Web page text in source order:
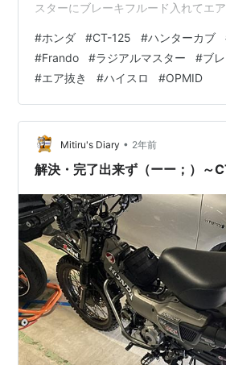
スターにブレーキフルード入れてエ
ド来てるのにレバーがスッカスカ・
Ｓ装置が邪魔してる？」とか「途中の
こにエア残ってる？」とか考えて色々
カｗ ← いや笑えない 途方にくれか
マスター上部のエア抜きしたら、直
でた（ーー；） ああ、ココかよ。…
#ホンダ #CT-125 #ハンターカブ
#Frando #ラジアルマスター #ブ
#エア抜き #ハイスロ #OPMID
Mitiru's Diary • 2年前
解決・完了出来ず（ーー；）～